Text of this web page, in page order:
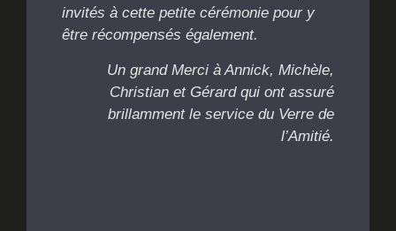
invités à cette petite cérémonie pour y
être récompensés également.
Un grand Merci à Annick, Michèle,
Christian et Gérard qui ont assuré
brillamment le service du Verre de
l’Amitié.